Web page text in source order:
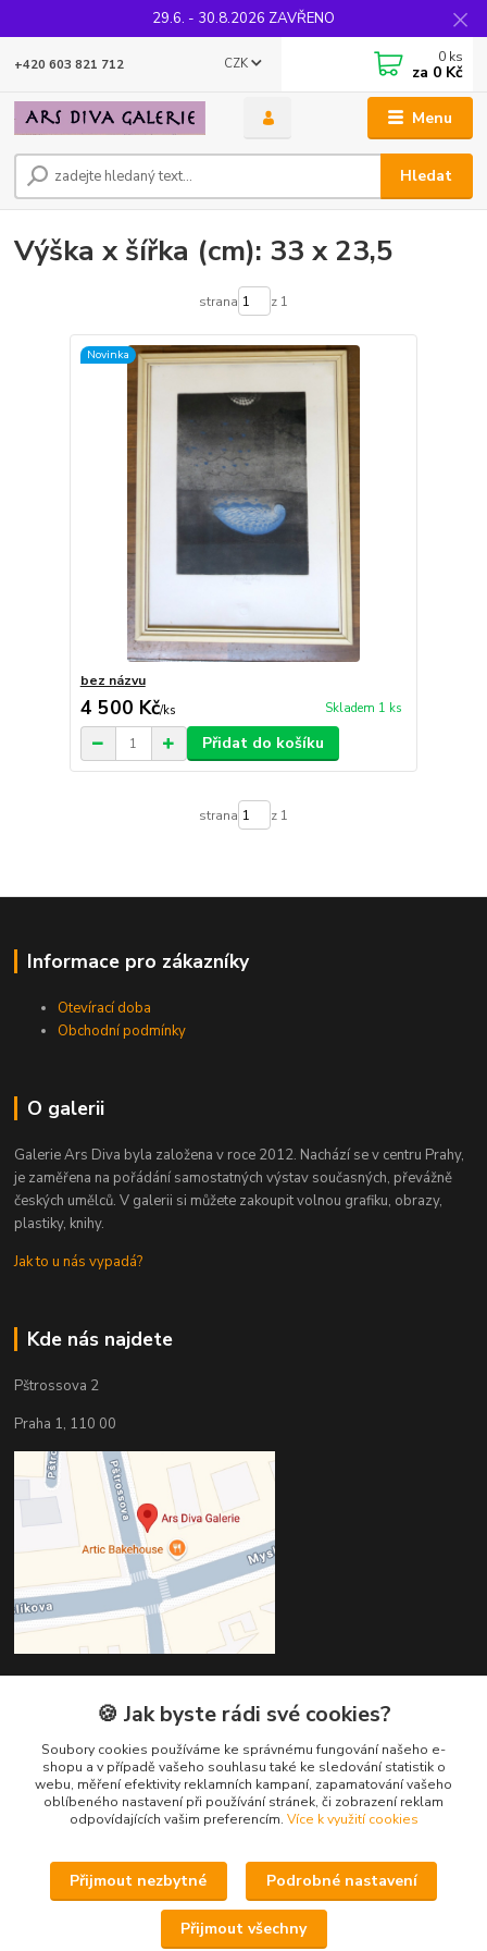
29.6. - 30.8.2026 ZAVŘENO
Menu
CZK
Hledat
+420 603 821 712 0 ks
za 0 Kč
Výška x šířka (cm): 33 x 23,5
strana z 1
Novinka
bez názvu
4 500 Kč/ks Skladem 1 ks
Přidat do košíku
strana z 1
Informace pro zákazníky
Otevírací doba
Obchodní podmínky
O galerii
Galerie Ars Diva byla založena v roce 2012. Nachází se v centru Prahy,
je zaměřena na pořádání samostatných výstav současných, převážně
českých umělců. V galerii si můžete zakoupit volnou grafiku, obrazy,
plastiky, knihy.
Jak to u nás vypadá?
Kde nás najdete
Pštrossova 2
Praha 1, 110 00
Kontakty
Věra Hédervári
+420 603 821 712
vera@arsdiva.cz
🍪 Jak byste rádi své cookies?
Soubory cookies používáme ke správnému fungování našeho e-
shopu a v případě vašeho souhlasu také ke sledování statistik o
webu, měření efektivity reklamních kampaní, zapamatování vašeho
oblíbeného nastavení při používání stránek, či zobrazení reklam
odpovídajících vašim preferencím. Více k využití cookies
Přijmout nezbytné Podrobné nastavení
Přijmout všechny